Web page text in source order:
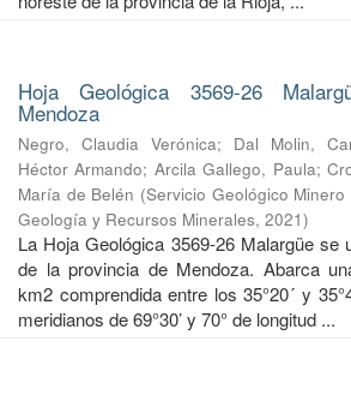
Hoja Geológica 3569-26
Mendoza
Negro, Claudia Verónica; Dal Molin,
Héctor Armando; Arcila Gallego, Paula;
María de Belén (Servicio Geológico
Geología y Recursos Minerales, 2021)
La Hoja Geológica 3569-26 Malargüe se
de la provincia de Mendoza. Abarca
km2 comprendida entre los 35°20´ y
meridianos de 69°30’ y 70° de longitud ...